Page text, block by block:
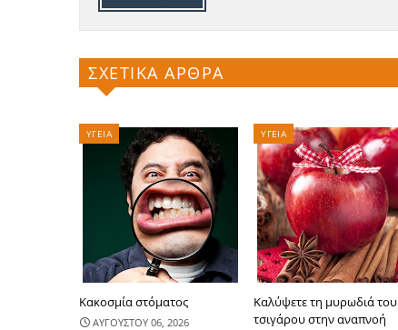
ΣΧΕΤΙΚΑ ΑΡΘΡΑ
ΥΓΕΙΑ
Κακοσμία στόματος
ΑΥΓΟΥΣΤΟΥ 06, 2026
ΥΓΕΙΑ
Καλύψετε τη μυρωδιά του
τσιγάρου στην αναπνοή